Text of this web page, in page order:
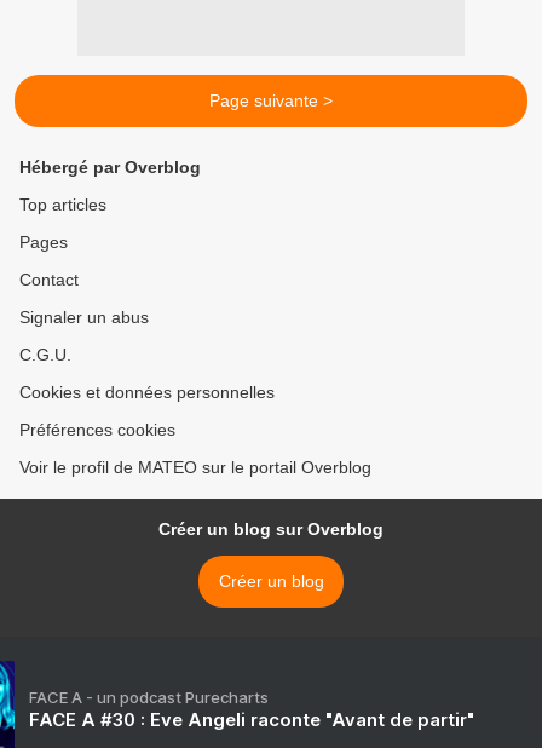
Page suivante >
Hébergé par Overblog
Top articles
Pages
Contact
Signaler un abus
C.G.U.
Cookies et données personnelles
Préférences cookies
Voir le profil de MATEO sur le portail Overblog
Créer un blog sur Overblog
Créer un blog
FACE A - un podcast Purecharts
FACE A #30 : Eve Angeli raconte "Avant de partir"